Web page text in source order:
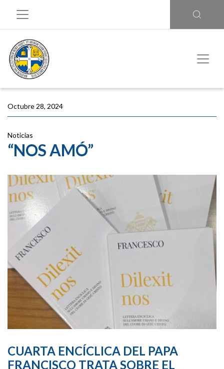
Octubre 28, 2024
Noticias
“NOS AMÓ”
CUARTA ENCÍCLICA DEL PAPA
FRANCISCO TRATA SOBRE EL